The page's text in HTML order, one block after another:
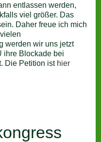
entlassen werden,
viel größer. Das
Daher freue ich mich
werden wir uns jetzt
ihre Blockade bei
Die Petition ist hier